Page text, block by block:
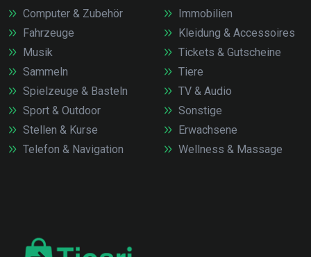
Computer & Zubehör
Fahrzeuge
Immobilien
Kleidung & Accessoires
Musik
Sammeln
Spielzeuge & Basteln
Sport & Outdoor
Stellen & Kurse
Telefon & Navigation
Tickets & Gutscheine
Tiere
TV & Audio
Sonstige
Erwachsene
Wellness & Massage